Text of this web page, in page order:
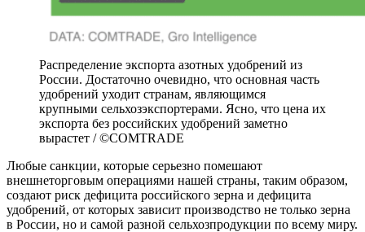
Распределение экспорта азотных удобрений из
России. Достаточно очевидно, что основная часть
удобрений уходит странам, являющимся
крупными сельхозэкспортерами. Ясно, что цена их
экспорта без российских удобрений заметно
вырастет / ©COMTRADE
Любые санкции, которые серьезно помешают
внешнеторговым операциями нашей страны, таким образом,
создают риск дефицита российского зерна и дефицита
удобрений, от которых зависит производство не только зерна
в России, но и самой разной сельхозпродукции по всему миру.